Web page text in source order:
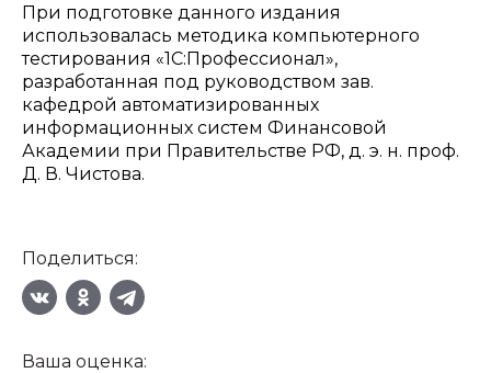
При подготовке данного издания
использовалась методика компьютерного
тестирования «1С:Профессионал»,
разработанная под руководством зав.
кафедрой автоматизированных
информационных систем Финансовой
Академии при Правительстве РФ, д. э. н. проф.
Д. В. Чистова.
Поделиться:
Ваша оценка: